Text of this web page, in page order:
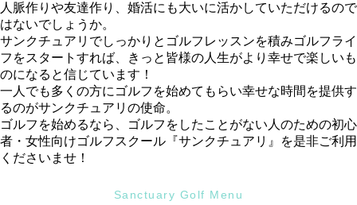
人脈作りや友達作り、婚活にも大いに活かしていただけるので
はないでしょうか。
サンクチュアリでしっかりとゴルフレッスンを積みゴルフライ
フをスタートすれば、きっと皆様の人生がより幸せで楽しいも
のになると信じています！
一人でも多くの方にゴルフを始めてもらい幸せな時間を提供す
るのがサンクチュアリの使命。
ゴルフを始めるなら、ゴルフをしたことがない人のための初心
者・女性向けゴルフスクール『サンクチュアリ』を是非ご利用
くださいませ！
Sanctuary Golf Menu